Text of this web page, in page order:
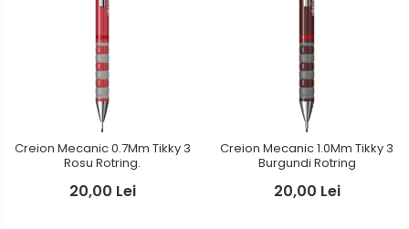
Creion Mecanic 0.7Mm Tikky 3
Rosu Rotring.
20,00 Lei
Creion Mecanic 1.0Mm Tikky 3
Burgundi Rotring
20,00 Lei